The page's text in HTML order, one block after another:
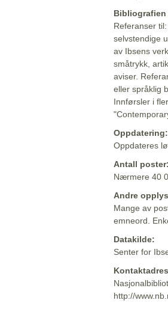
Bibliografien
Referanser
selvstendige
av Ibsens
småtrykk,
aviser.
eller språklig
Innførsler i
Oppdatering:
Oppdateres
Antall poster:
Nærmere 40
Andre
Mange av
emneord.
Datakilde:
Senter for
http://